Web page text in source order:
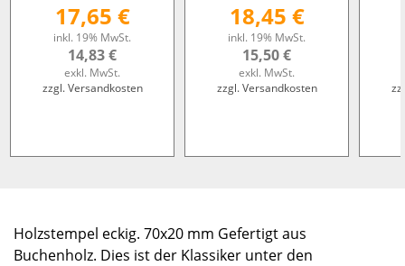
17,65 €
inkl. 19% MwSt.
14,83 €
exkl. MwSt.
zzgl. Versandkosten
18,45 €
inkl. 19% MwSt.
15,50 €
exkl. MwSt.
zzgl. Versandkosten
Holzstempel eckig. 70x20 mm Gefertigt aus
Buchenholz. Dies ist der Klassiker unter den